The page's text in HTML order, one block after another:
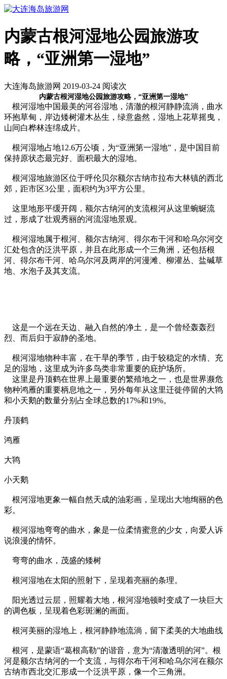
内蒙古根河湿地公园旅游攻
略，“亚洲第一湿地”
大连海岛旅游网 2019-03-24 阅读次
内蒙古根河湿地公园旅游攻略，“亚洲第一湿地”
根河湿地中国最美的河谷湿地，清澈的根河静静流淌，曲水
环抱草甸，岸边矮树灌木丛生，绿意盎然，湿地上花草摇曳，
山间白桦林连绵成片。
根河湿地占地12.6万公顷，为“亚洲第一湿地”，是中国目前
保持原状态最完好、面积最大的湿地。
根河湿地旅游区位于呼伦贝尔额尔古纳市拉布大林镇的西北
郊，距市区3公里，面积约为3平方公里。
这里地形平缓开阔，额尔古纳河的支流根河从这里蜿蜒流
过，形成了壮观秀丽的河流湿地景观。
根河湿地属于根河、额尔古纳河、得尔布干河和哈乌尔河交
汇处包含的泛洪平原，并且在此形成一个三角洲，还包括根
河、得尔布干河、哈乌尔河及两岸的河漫滩、柳灌丛、盐碱草
地、水泡子及其支流。
这是一个远在天边、融入自然的净土，是一个曾经轰轰烈
烈、而后归于寂静的圣地。
根河湿地物种丰富，在干旱的季节，由于较稳定的水情、充
足的湿地，这里成为许多鸟类非常重要的庇护场所。
这里是丹顶鹤在世界上最重要的繁殖地之一，也是世界濒危
物种鸿雁的重要柄息地之一，另外每年从这里迁徙停留的大鸨
和小天鹅的数量分别占全球总数的17%和19%。
丹顶鹤
鸿雁
大鸨
小天鹅
根河湿地更象一幅自然天成的油彩画，呈现出大地绚丽的色
彩。
根河湿地弯弯的曲水，象是一位柔情蜜意的少女，向爱人诉
说浪漫的情怀。
弯弯的曲水，茂盛的矮树
根河湿地在太阳的照射下，呈现着亮丽的条理。
阳光透过云层，照耀着大地，根河湿地顿时变成了一块巨大
的调色板，呈现着色彩斑澜的画面。
根河美丽的湿地上，根河静静地流淌，留下柔美的大地曲线
根河，是蒙语“葛根高勒”的谐音，意为“清澈透明的河”。根
河是额尔古纳河的一个支流，与得尔布干河和哈乌尔河在额尔
古纳市西北交汇形成一个泛洪平原，像一个三角洲。